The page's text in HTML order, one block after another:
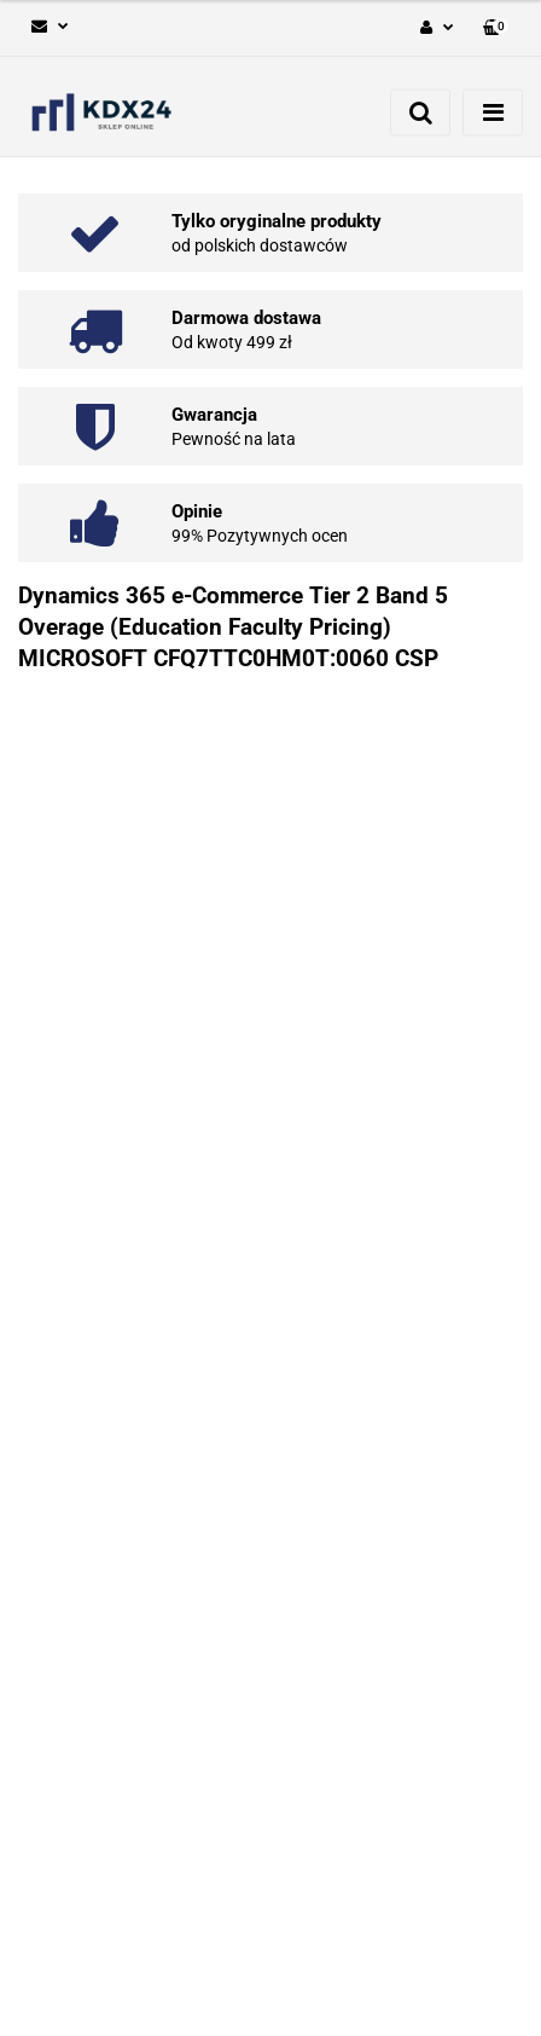
Zarejestruj się
0
Tylko oryginalne produkty
od polskich dostawców
Darmowa dostawa
Od kwoty 499 zł
Gwarancja
Pewność na lata
Opinie
99% Pozytywnych ocen
Dynamics 365 e-Commerce Tier 2 Band 5
Overage (Education Faculty Pricing)
MICROSOFT CFQ7TTC0HM0T:0060 CSP